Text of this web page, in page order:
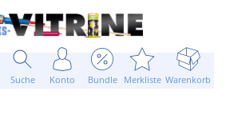
Suche Konto Bundle Merkliste Warenkorb